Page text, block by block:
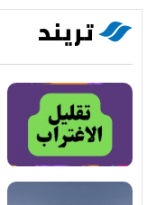
تريند